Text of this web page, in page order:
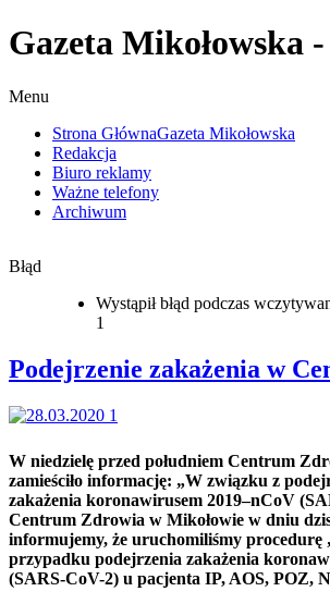
Gazeta Mikołowska -
Menu
Strona GłównaGazeta Mikołowska
Redakcja
Biuro reklamy
Ważne telefony
Archiwum
Błąd
Wystąpił błąd podczas
1
Podejrzenie zakażenia w
W niedzielę przed południem Centrum
zamieściło informację: „W związku z
zakażenia koronawirusem 2019–nCoV
Centrum Zdrowia w Mikołowie w dniu
informujemy, że uruchomiliśmy procedurę
przypadku podejrzenia zakażenia
(SARS-CoV-2) u pacjenta IP, AOS, POZ,